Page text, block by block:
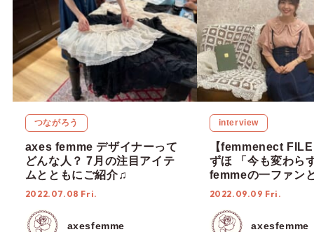
つながろう
axes femme デザイナーって
どんな人？ 7月の注目アイテ
ムとともにご紹介♫
2022.07.08 Fri.
axesfemme
interview
【femmenect
ずほ 「今も変わら
femmeの一ファン
力を届けていきた
2022.09.09 Fri.
axesfemme